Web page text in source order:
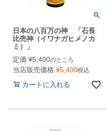
日本の八百万の神 「石長
比売神（イワナガヒメノカ
ミ）」
定価 ¥5,400のところ
当店販売価格 ¥5,400税込
カートに入れる